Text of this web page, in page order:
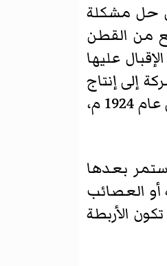
حل مشكلة
من القطن
عليها
فقط، لذلك لجأت الشركة إلى إنتاج
أحجام متفاوتة منها وبدأت بتوزيعها مجانا على الفرق الكشفية في كافة أنحاء الولايات المتحدة وكان ذلك في عام 1924 م،
التقاعد، واستمر بعدها
والأربطة أو العصائب
بين 2سم و12سم أو أكثر، وقد تكون الأربطة